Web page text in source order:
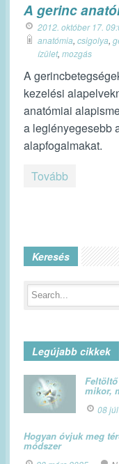
A gerinc
2012. október 17.
anatómia, csigolya,
ízület, mozgás
A
kezelési
anatómiai
a leglényegesebb
alapfogalmakat.
Tovább
Keresés
Legújabb cikkek
mikor,
08
Hogyan óvjuk meg
módszer